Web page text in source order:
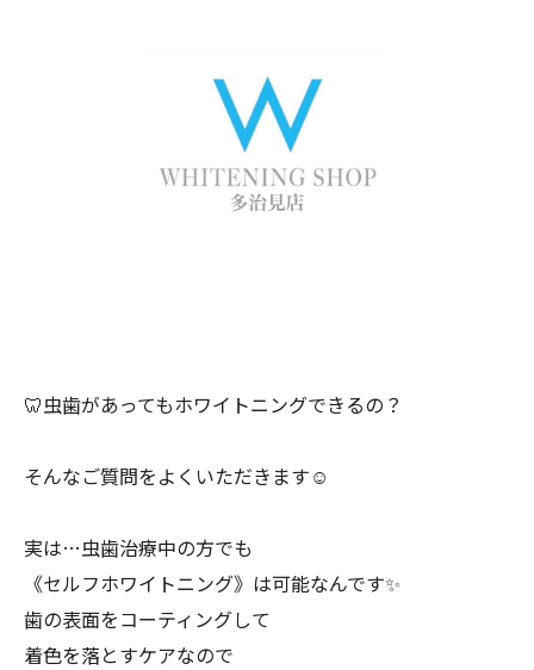
🦷虫歯があってもホワイトニングできるの？
そんなご質問をよくいただきます☺️
実は…虫歯治療中の方でも
《セルフホワイトニング》は可能なんです✨
歯の表面をコーティングして
着色を落とすケアなので